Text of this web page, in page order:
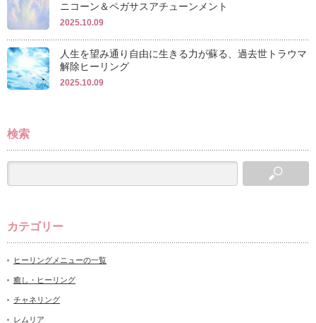
ニコーン＆ペガサスアチューンメント
2025.10.09
人生を望み通り自由に生きる力が蘇る、過去世トラウマ
解除ヒーリング
2025.10.09
検索
カテゴリー
ヒーリングメニューの一覧
癒し・ヒーリング
チャネリング
レムリア